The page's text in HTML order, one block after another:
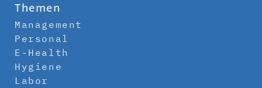
Themen
Management
Personal
E-Health
Hygiene
Labor